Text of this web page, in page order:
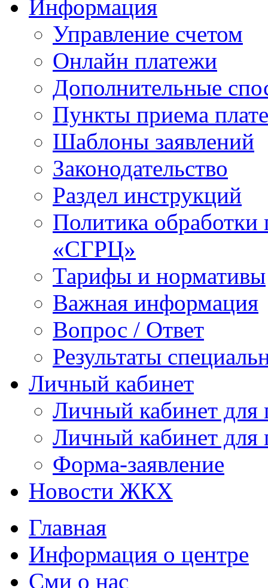
Информация
Управление счетом
Онлайн платежи
Дополнительные
Пункты приема
Шаблоны заявлений
Законодательство
Раздел инструкций
Политика
«СГРЦ»
Тарифы и нормативы
Важная информация
Вопрос / Ответ
Результаты
Личный кабинет
Личный кабинет
Личный кабинет
Форма-заявление
Новости ЖКХ
Главная
Информация о центре
Сми о нас